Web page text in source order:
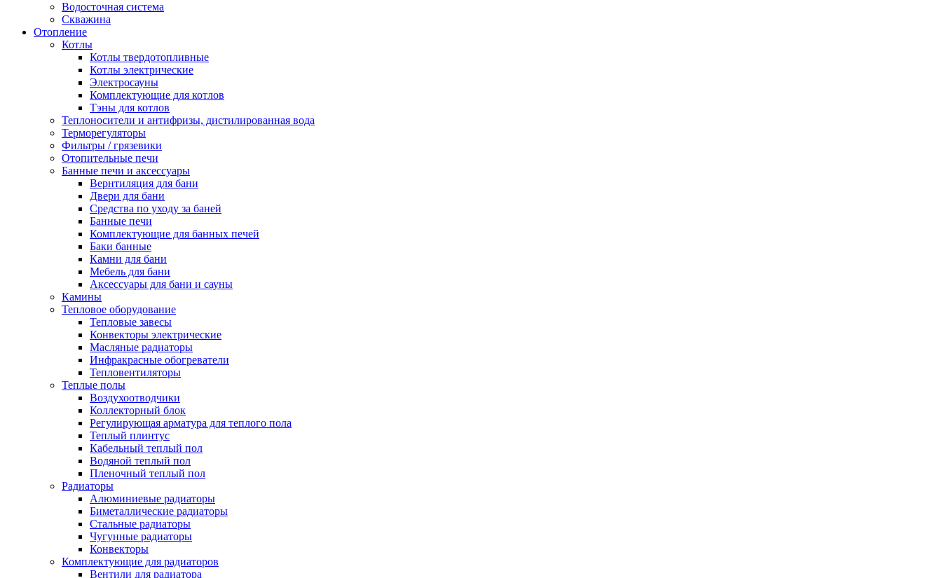
Водосточная система
Скважина
Отопление
Котлы
Котлы твердотопливные
Котлы электрические
Электросауны
Комплектующие для котлов
Тэны для котлов
Теплоносители и антифризы, дистилированная вода
Терморегуляторы
Фильтры / грязевики
Отопительные печи
Банные печи и аксессуары
Вернтиляция для бани
Двери для бани
Средства по уходу за баней
Банные печи
Комплектующие для банных печей
Баки банные
Камни для бани
Мебель для бани
Аксессуары для бани и сауны
Камины
Тепловое оборудование
Тепловые завесы
Конвекторы электрические
Масляные радиаторы
Инфракрасные обогреватели
Тепловентиляторы
Теплые полы
Воздухоотводчики
Коллекторный блок
Регулирующая арматура для теплого пола
Теплый плинтус
Кабельный теплый пол
Водяной теплый пол
Пленочный теплый пол
Радиаторы
Алюминиевые радиаторы
Биметаллические радиаторы
Стальные радиаторы
Чугунные радиаторы
Конвекторы
Комплектующие для радиаторов
Вентили для радиатора